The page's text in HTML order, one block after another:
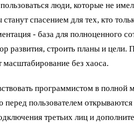
люди, которые не
спасением для тех, кто
- база для полноценного
развития, строить планы и
без хаоса.
программистом в полной
перед пользователем
третьих лиц и